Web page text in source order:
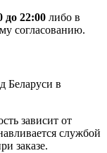
до 22:00 либо в
согласованию.
Беларуси в
зависит от
службой
заказе.